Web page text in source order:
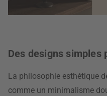
Des designs simples
La philosophie esthétique
comme un minimalisme